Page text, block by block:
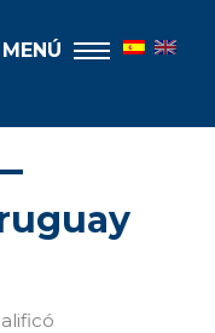
MENÚ